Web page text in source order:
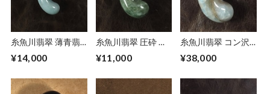
糸魚川翡翠 薄青翡
玉 18.1g Pale Blue
Magatama
¥14,000
糸魚川翡翠 圧砕 ゆ
12.2 g Itoigawa
¥11,000
糸魚川翡翠 コン沢
ま 勾玉 19.6g
¥38,000